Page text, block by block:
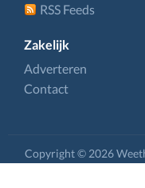
RSS Feeds
Zakelijk
Adverteren
Contact
Copyright © 2026